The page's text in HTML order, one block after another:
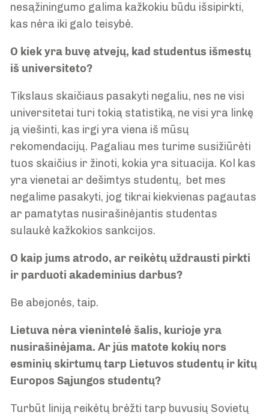
nesąžiningumo galima kažkokiu būdu išsipirkti,
kas nėra iki galo teisybė.
O kiek yra buvę atvejų, kad studentus išmestų
iš universiteto?
Tikslaus skaičiaus pasakyti negaliu, nes ne visi
universitetai turi tokią statistiką, ne visi yra linkę
ją viešinti, kas irgi yra viena iš mūsų
rekomendacijų. Pagaliau mes turime susižiūrėti
tuos skaičius ir žinoti, kokia yra situacija. Kol kas
yra vienetai ar dešimtys studentų, bet mes
negalime pasakyti, jog tikrai kiekvienas pagautas
ar pamatytas nusirašinėjantis studentas
sulaukė kažkokios sankcijos.
O kaip jums atrodo, ar reikėtų uždrausti pirkti
ir parduoti akademinius darbus?
Be abejonės, taip.
Lietuva nėra vienintelė šalis, kurioje yra
nusirašinėjama. Ar jūs matote kokių nors
esminių skirtumų tarp Lietuvos studentų ir kitų
Europos Sąjungos studentų?
Turbūt liniją reikėtų brėžti tarp buvusių Sovietų